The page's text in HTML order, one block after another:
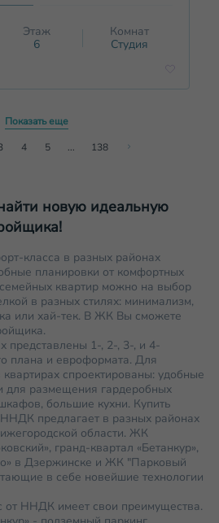
Этаж
6
Комнат
Студия
Показать еще
4 5 ... 138
новую идеальную
класса в разных районах
планировки от комфортных
квартир можно на выбор
в разных стилях: минимализм,
или хай-тек. В ЖК Вы сможете
представлены 1-, 2-, 3-, и 4-
плана и евроформата. Для
спроектированы: удобные
размещения гардеробных
большие кухни. Купить
ННДК предлагает в разных районах
области. ЖК
гранд-квартал «Бетанкур»,
в Дзержинске и ЖК "Парковый
в себе новейшие технологии
ННДК имеет свои преимущества.